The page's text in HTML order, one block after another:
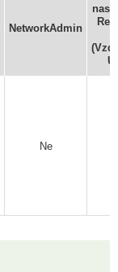
NetworkAdmin
Ne